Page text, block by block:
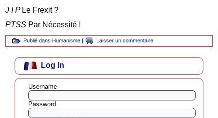
J I P Le Frexit ?
PTSS Par Nécessité !
Publié dans Humanisme | Laisser un commentaire
Log In
Username
Password